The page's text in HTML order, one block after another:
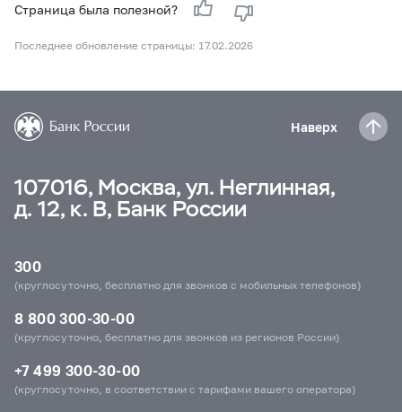
Страница была полезной?
Последнее обновление страницы: 17.02.2026
Наверх
107016, Москва, ул. Неглинная,
д. 12, к. В, Банк России
300
(круглосуточно, бесплатно для звонков с мобильных телефонов)
8 800 300-30-00
(круглосуточно, бесплатно для звонков из регионов России)
+7 499 300-30-00
(круглосуточно, в соответствии с тарифами вашего оператора)